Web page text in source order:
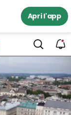
Apri l'app